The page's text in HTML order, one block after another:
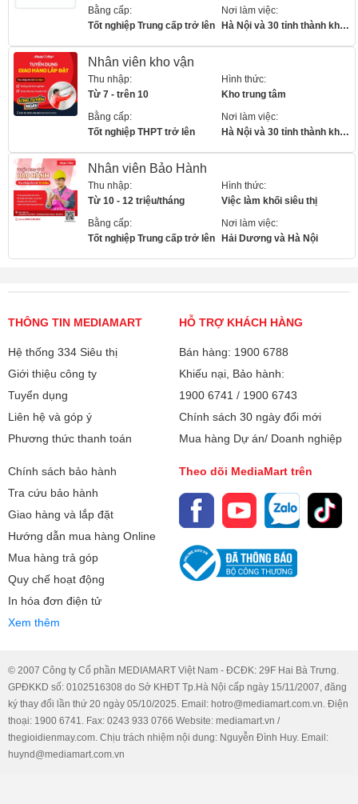
Bằng cấp:
Tốt nghiệp Trung cấp trở lên
Nơi làm việc:
Hà Nội và 30 tỉnh thành khác
Nhân viên kho vận
Thu nhập:
Từ 7 - trên 10
Hình thức:
Kho trung tâm
Bằng cấp:
Tốt nghiệp THPT trở lên
Nơi làm việc:
Hà Nội và 30 tỉnh thành khác
Nhân viên Bảo Hành
Thu nhập:
Từ 10 - 12 triệu/tháng
Hình thức:
Việc làm khối siêu thị
Bằng cấp:
Tốt nghiệp Trung cấp trở lên
Nơi làm việc:
Hải Dương và Hà Nội
THÔNG TIN MEDIAMART
Hệ thống 334 Siêu thị
Giới thiệu công ty
Tuyển dụng
Liên hệ và góp ý
Phương thức thanh toán
HỖ TRỢ KHÁCH HÀNG
Bán hàng: 1900 6788
Khiếu nại, Bảo hành:
1900 6741 / 1900 6743
Chính sách 30 ngày đổi mới
Mua hàng Dự án/ Doanh nghiệp
Chính sách bảo hành
Tra cứu bảo hành
Giao hàng và lắp đặt
Hướng dẫn mua hàng Online
Mua hàng trả góp
Quy chế hoạt động
In hóa đơn điện tử
Xem thêm
Theo dõi MediaMart trên
© 2007 Công ty Cổ phần MEDIAMART Việt Nam - ĐCĐK: 29F Hai Bà Trưng.
GPĐKKD số: 0102516308 do Sở KHĐT Tp.Hà Nội cấp ngày 15/11/2007, đăng
ký thay đổi lần thứ 20 ngày 05/10/2025. Email: hotro@mediamart.com.vn. Điện
thoại: 1900 6741. Fax: 0243 933 0766 Website: mediamart.vn /
thegioidienmay.com. Chịu trách nhiệm nội dung: Nguyễn Đình Huy. Email:
huynd@mediamart.com.vn